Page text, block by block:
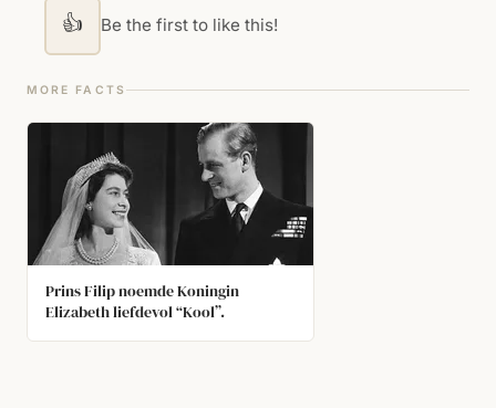
👍 Be the first to like this!
MORE FACTS
Prins Filip noemde Koningin
Elizabeth liefdevol “Kool”.